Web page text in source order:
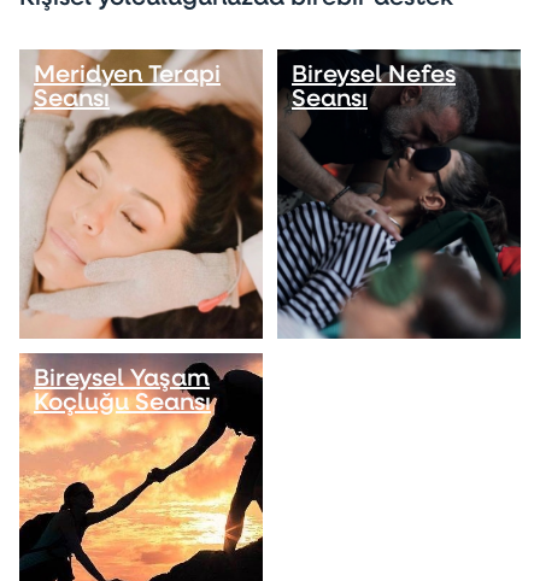
Meridyen Terapi
Seansı
Bireysel Nefes
Seansı
Bireysel Yaşam
Koçluğu Seansı